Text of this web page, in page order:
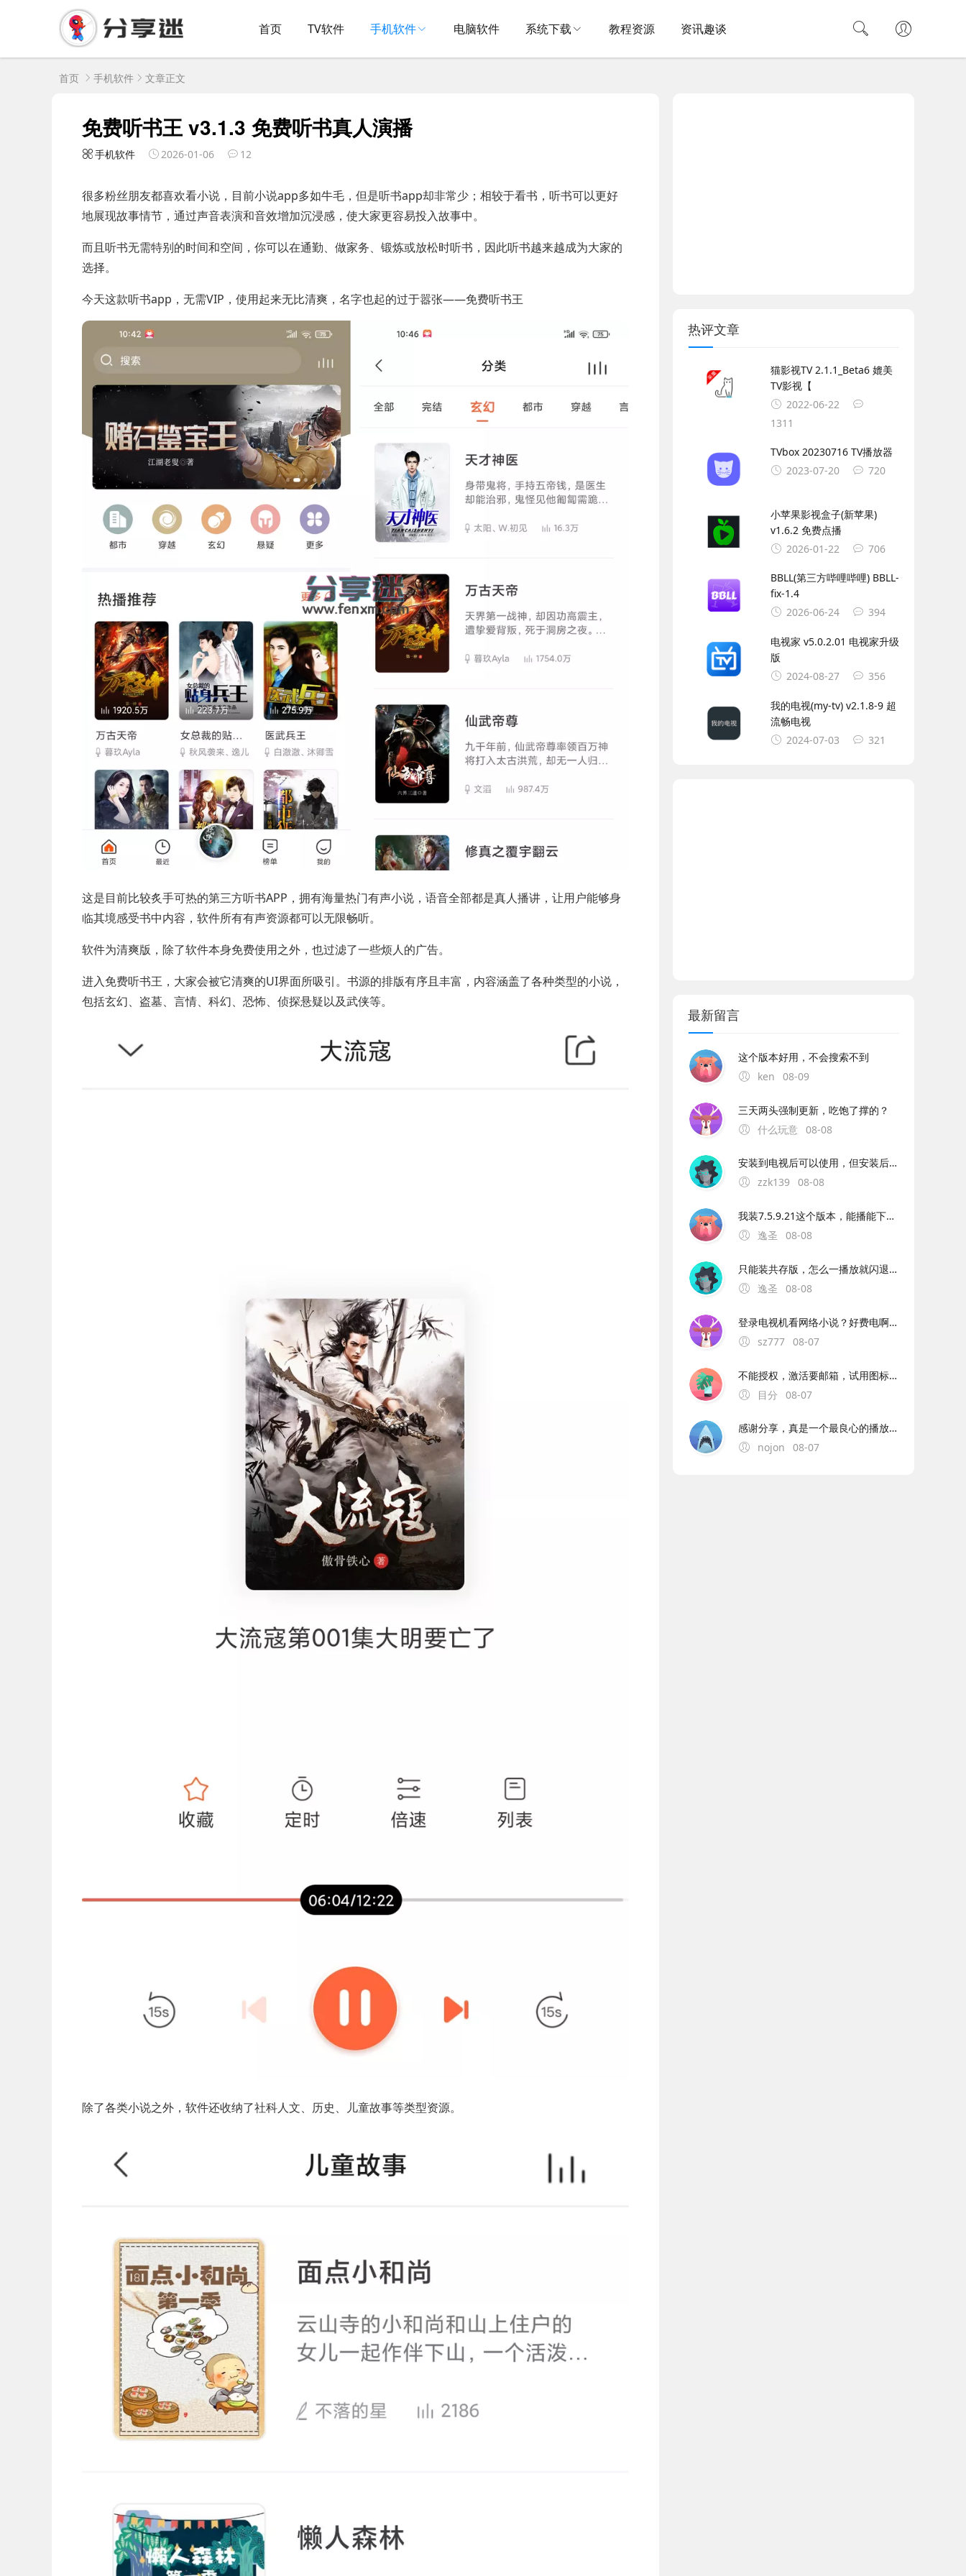
首页 TV软件 手机软件 电脑软件 系统下载 教程资源 资讯趣谈
首页 手机软件 文章正文
免费听书王 v3.1.3 免费听书真人演播
手机软件 2026-01-06 12
很多粉丝朋友都喜欢看小说，目前小说app多如牛毛，但是听书app却非常少；相较于看书，听书可以更好
地展现故事情节，通过声音表演和音效增加沉浸感，使大家更容易投入故事中。
而且听书无需特别的时间和空间，你可以在通勤、做家务、锻炼或放松时听书，因此听书越来越成为大家的
选择。
今天这款听书app，无需VIP，使用起来无比清爽，名字也起的过于嚣张——免费听书王
这是目前比较炙手可热的第三方听书APP，拥有海量热门有声小说，语音全部都是真人播讲，让用户能够身
临其境感受书中内容，软件所有有声资源都可以无限畅听。
软件为清爽版，除了软件本身免费使用之外，也过滤了一些烦人的广告。
进入免费听书王，大家会被它清爽的UI界面所吸引。书源的排版有序且丰富，内容涵盖了各种类型的小说，
包括玄幻、盗墓、言情、科幻、恐怖、侦探悬疑以及武侠等。
除了各类小说之外，软件还收纳了社科人文、历史、儿童故事等类型资源。
热评文章
猫影视TV 2.1.1_Beta6 媲美
TV影视【
2022-06-22
1311
TVbox 20230716 TV播放器
2023-07-20
720
小苹果影视盒子(新苹果)
v1.6.2 免费点播
2026-01-22
706
BBLL(第三方哔哩哔哩) BBLL-
fix-1.4
2026-06-24
394
电视家 v5.0.2.01 电视家升级
版
2024-08-27
356
我的电视(my-tv) v2.1.8-9 超
流畅电视
2024-07-03
321
最新留言
这个版本好用，不会搜索不到
ken
08-09
三天两头强制更新，吃饱了撑的？
什么玩意 08-08
安装到电视后可以使用，但安装后改应用图标却是一大块黑色，估计是图标不正确或没有图标。另外改应用不能使用数字键选台，也不能自定义编辑频道顺序，其它都还可以。
zzk139 08-08
我装7.5.9.21这个版本，能播能下，就是不能选音频效果。一选效果就闪退。7.6.2.21的版本，播放网络音乐和下载要卡闪退，只能播放本地音乐，可以选择音效。
逸圣
08-08
只能装共存版，怎么一播放就闪退也无法下载，只能播放本地音乐。求修复啊
逸圣
08-08
登录电视机看网络小说？好费电啊。。。。
sz777 08-07
不能授权，激活要邮箱，试用图标显示过期
目分
08-07
感谢分享，真是一个最良心的播放器，非常流畅且高清，没有任何广告，央视卫视都全。
nojon
08-07